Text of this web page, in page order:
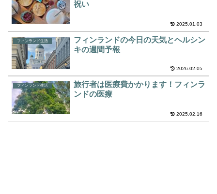
祝い
2025.01.03
フィンランド生活
フィンランドの今日の天気とヘルシン
キの週間予報
2026.02.05
フィンランド生活
旅行者は医療費かかります！フィンラ
ンドの医療
2025.02.16